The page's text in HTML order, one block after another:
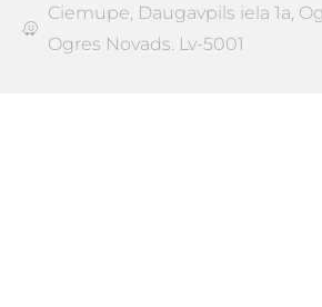
Ciemupe, Daugavpils iela 1a,
Ogres Novads. Lv-5001